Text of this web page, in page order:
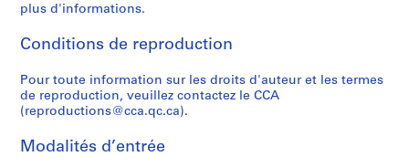
t
e
d
ô
e
plus d'informations.
Conditions de reproduction
Pour toute information sur les droits d'auteur et les termes
de reproduction, veuillez contactez le CCA
(reproductions@cca.qc.ca).
Modalités d’entrée